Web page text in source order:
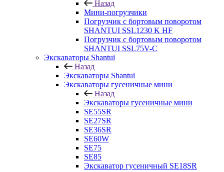
Назад
Мини-погрузчики
Погрузчик с бортовым поворотом
SHANTUI SSL1230 K HF
Погрузчик с бортовым поворотом
SHANTUI SSL75V-C
Экскаваторы Shantui
Назад
Экскаваторы Shantui
Экскаваторы гусеничные мини
Назад
Экскаваторы гусеничные мини
SE55SR
SE27SR
SE36SR
SE60W
SE75
SE85
Экскаватор гусеничный SE18SR